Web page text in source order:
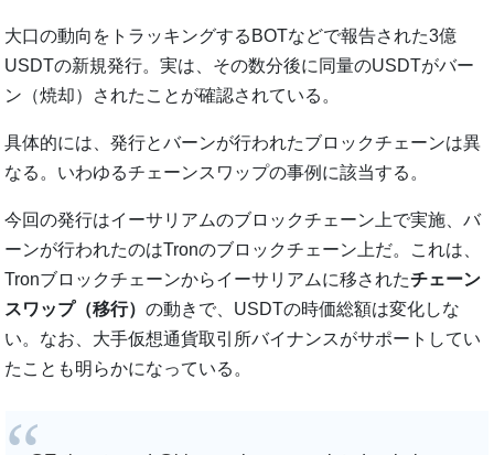
大口の動向をトラッキングするBOTなどで報告された3億
USDTの新規発行。実は、その数分後に同量のUSDTがバー
ン（焼却）されたことが確認されている。
具体的には、発行とバーンが行われたブロックチェーンは異
なる。いわゆるチェーンスワップの事例に該当する。
今回の発行はイーサリアムのブロックチェーン上で実施、バ
ーンが行われたのはTronのブロックチェーン上だ。これは、
Tronブロックチェーンからイーサリアムに移されたチェーン
スワップ（移行）の動きで、USDTの時価総額は変化しな
い。なお、大手仮想通貨取引所バイナンスがサポートしてい
たことも明らかになっている。